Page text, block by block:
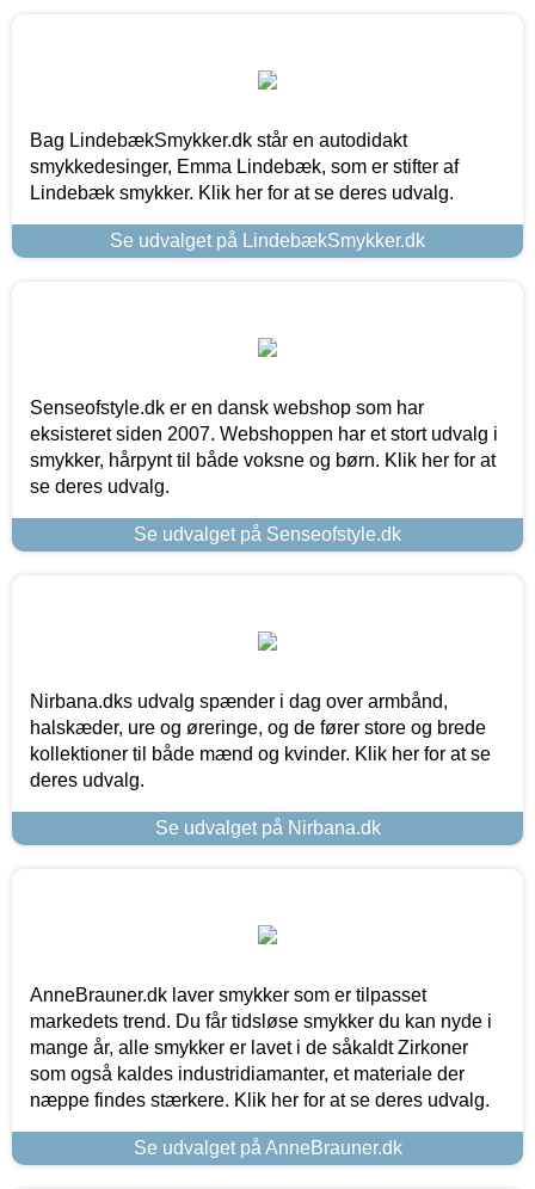
Bag LindebækSmykker.dk står en autodidakt
smykkedesinger, Emma Lindebæk, som er stifter af
Lindebæk smykker. Klik her for at se deres udvalg.
Se udvalget på LindebækSmykker.dk
Senseofstyle.dk er en dansk webshop som har
eksisteret siden 2007. Webshoppen har et stort udvalg i
smykker, hårpynt til både voksne og børn. Klik her for at
se deres udvalg.
Se udvalget på Senseofstyle.dk
Nirbana.dks udvalg spænder i dag over armbånd,
halskæder, ure og øreringe, og de fører store og brede
kollektioner til både mænd og kvinder. Klik her for at se
deres udvalg.
Se udvalget på Nirbana.dk
AnneBrauner.dk laver smykker som er tilpasset
markedets trend. Du får tidsløse smykker du kan nyde i
mange år, alle smykker er lavet i de såkaldt Zirkoner
som også kaldes industridiamanter, et materiale der
næppe findes stærkere. Klik her for at se deres udvalg.
Se udvalget på AnneBrauner.dk